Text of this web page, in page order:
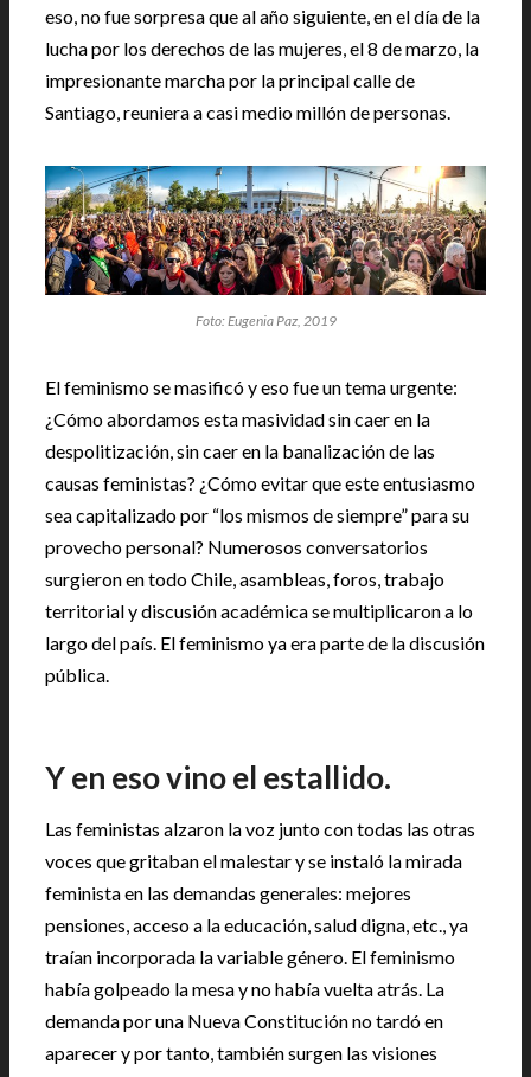
eso, no fue sorpresa que al año siguiente, en el día de la
lucha por los derechos de las mujeres, el 8 de marzo, la
impresionante marcha por la principal calle de
Santiago, reuniera a casi medio millón de personas.
Foto: Eugenia Paz, 2019
El feminismo se masificó y eso fue un tema urgente:
¿Cómo abordamos esta masividad sin caer en la
despolitización, sin caer en la banalización de las
causas feministas? ¿Cómo evitar que este entusiasmo
sea capitalizado por “los mismos de siempre” para su
provecho personal? Numerosos conversatorios
surgieron en todo Chile, asambleas, foros, trabajo
territorial y discusión académica se multiplicaron a lo
largo del país. El feminismo ya era parte de la discusión
pública.
Y en eso vino el estallido.
Las feministas alzaron la voz junto con todas las otras
voces que gritaban el malestar y se instaló la mirada
feminista en las demandas generales: mejores
pensiones, acceso a la educación, salud digna, etc., ya
traían incorporada la variable género. El feminismo
había golpeado la mesa y no había vuelta atrás. La
demanda por una Nueva Constitución no tardó en
aparecer y por tanto, también surgen las visiones